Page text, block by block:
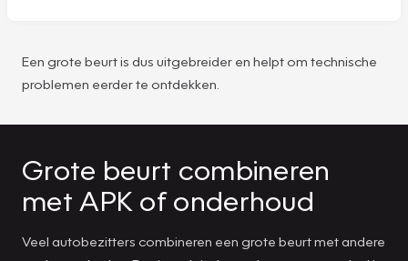
Een grote beurt is dus uitgebreider en helpt om technische
problemen eerder te ontdekken.
Grote beurt combineren
met APK of onderhoud
Veel autobezitters combineren een grote beurt met andere